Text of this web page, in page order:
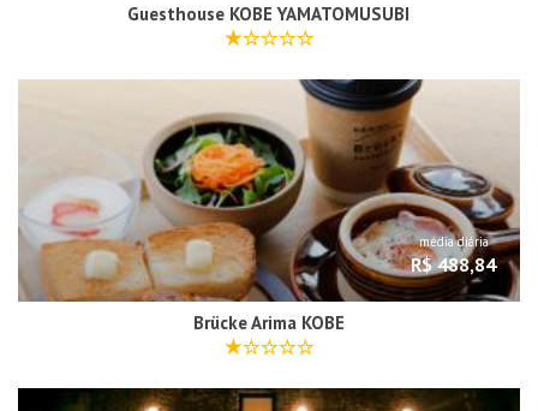
Guesthouse KOBE YAMATOMUSUBI
média diária
R$ 488,84
Brücke Arima KOBE